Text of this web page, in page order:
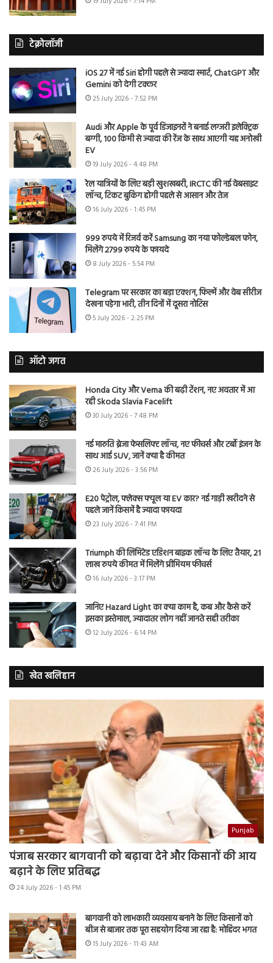
टेक्नोलॉजी
iOS 27 में नई Siri होगी पहले से ज्यादा स्मार्ट, ChatGPT और
Gemini को देगी टक्कर
25 July 2026 - 7:52 PM
Audi और Apple के पूर्व डिजाइनरों ने बनाई लग्जरी इलेक्ट्रिक
बग्गी, 100 किमी से ज्यादा की रेंज के साथ आएगी यह अनोखी
EV
19 July 2026 - 4:48 PM
रेल यात्रियों के लिए बड़ी खुशखबरी, IRCTC की नई वेबसाइट
लॉन्च, टिकट बुकिंग होगी पहले से आसान और तेज
16 July 2026 - 1:45 PM
999 रुपये में रिजर्व करें Samsung का नया फोल्डेबल फोन,
मिलेंगे 2799 रुपये के फायदे
8 July 2026 - 5:54 PM
Telegram पर सरकार का बड़ा एक्शन, फिल्में और वेब सीरीज
देखना पड़ेगा भारी, तीन दिनों में दूसरा नोटिस
5 July 2026 - 2:25 PM
ऑटो जगत
Honda City और Verna की बढ़ी टेंशन, नए अवतार में आ
रही Skoda Slavia Facelift
30 July 2026 - 7:48 PM
नई मारुति ब्रेजा फेसलिफ्ट लॉन्च, नए फीचर्स और टर्बो इंजन के
साथ आई SUV, जानें क्या है कीमत
26 July 2026 - 3:56 PM
E20 पेट्रोल, फ्लेक्स फ्यूल या EV कार? नई गाड़ी खरीदने से
पहले जानें किसमें है ज्यादा फायदा
23 July 2026 - 7:41 PM
Triumph की लिमिटेड एडिशन बाइक लॉन्च के लिए तैयार, 21
लाख रुपये कीमत में मिलेंगे प्रीमियम फीचर्स
16 July 2026 - 3:17 PM
जानिए Hazard Light का क्या काम है, कब और कैसे करें
इसका इस्तेमाल, ज्यादातर लोग नहीं जानते सही तरीका
12 July 2026 - 6:14 PM
खेत खलिहान
Punjab
पंजाब सरकार बागवानी को बढ़ावा देने और किसानों की आय
बढ़ाने के लिए प्रतिबद्ध
24 July 2026 - 1:45 PM
बागवानी को लाभकारी व्यवसाय बनाने के लिए किसानों को
बीज से बाजार तक पूरा सहयोग दिया जा रहा है: मोहिंदर भगत
15 July 2026 - 11:43 AM